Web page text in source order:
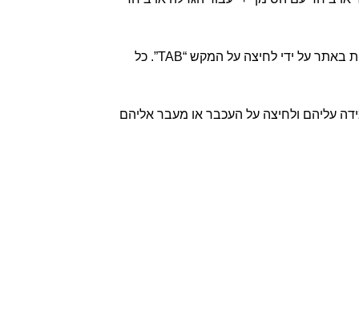
גולשים אשר אין ברשותן עכבר או שאשאינם ינן יכולים לעשות שימוש בעכבר יכולים להפעיל את התכונות המצויות באתר על ידי לחיצה על המקש “TAB”. כל
עליהם ולחיצה על העכבר או מעבר אליהם